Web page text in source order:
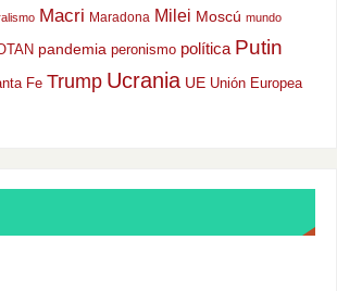
Macri Maradona Milei Moscú mundo
pandemia peronismo política Putin
Fe Trump Ucrania UE Unión Europea